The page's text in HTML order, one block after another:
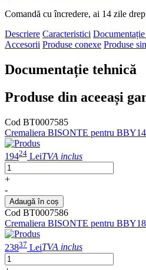
Comandă cu încredere, ai 14 zile
Descriere Caracteristici
Accesorii Produse conexe Produse
Documentație tehnică
Produse din aceeași
Cod BT0007585
Cremaliera BISONTE pentru
19424 LeiTVA inclus
+
-
Adaugă în coș
Cod BT0007586
Cremaliera BISONTE pentru
23837 LeiTVA inclus